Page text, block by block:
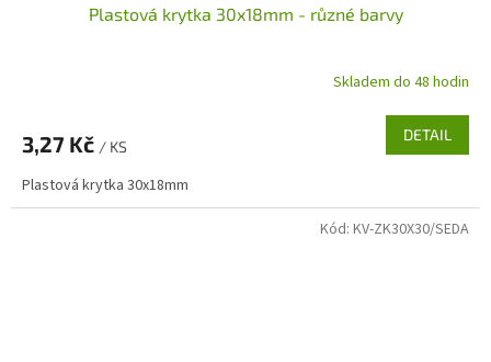
Plastová krytka 30x18mm - různé barvy
Skladem do 48 hodin
3,27 Kč / KS
DETAIL
Plastová krytka 30x18mm
Kód: KV-ZK30X30/SEDA